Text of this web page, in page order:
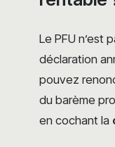
Le PFU n’est
déclaration
pouvez
du barème
en cochant la